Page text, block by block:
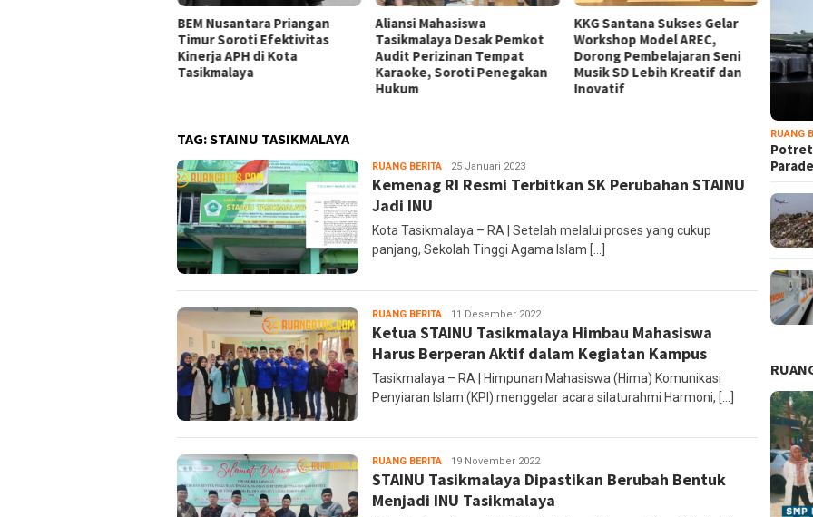
BEM Nusantara Priangan
Timur Soroti Efektivitas
Kinerja APH di Kota
Tasikmalaya
Aliansi Mahasiswa
Tasikmalaya Desak Pemkot
Audit Perizinan Tempat
Karaoke, Soroti Penegakan
Hukum
KKG Santana Sukses Gelar
Workshop Model AREC,
Dorong Pembelajaran Seni
Musik SD Lebih Kreatif dan
Inovatif
TAG:STAINU TASIKMALAYA
RUANG BERITA Ruang
Editor
25 Januari 2023
Kemenag RI Resmi Terbitkan SK Perubahan STAINU
Jadi INU
Kota Tasikmalaya – RA | Setelah melalui proses yang cukup
panjang, Sekolah Tinggi Agama Islam […]
RUANG BERITA Ruang
Editor
11 Desember 2022
Ketua STAINU Tasikmalaya Himbau Mahasiswa
Harus Berperan Aktif dalam Kegiatan Kampus
Tasikmalaya – RA | Himpunan Mahasiswa (Hima) Komunikasi
Penyiaran Islam (KPI) menggelar acara silaturahmi Harmoni, […]
RUANG BERITA administrator
19 November 2022
STAINU Tasikmalaya Dipastikan Berubah Bentuk
Menjadi INU Tasikmalaya
RUANG
Potret